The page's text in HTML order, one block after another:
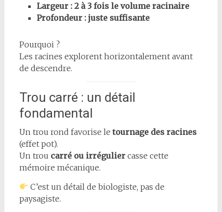
Largeur : 2 à 3 fois le volume racinaire
Profondeur : juste suffisante
Pourquoi ?
Les racines explorent horizontalement avant
de descendre.
Trou carré : un détail
fondamental
Un trou rond favorise letournage des racines
(effet pot).
Un trou carré ou irréguliercasse cette
mémoire mécanique.
C’est un détail de biologiste, pas de
paysagiste.